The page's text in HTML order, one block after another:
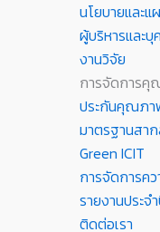
นโยบายและแ
ผู้บริหารและบุ
งานวิจัย
การจัดการ
ประกันคุณภ
มาตรฐานสา
Green ICIT
การจัดการค
รายงานประจ
ติดต่อเรา